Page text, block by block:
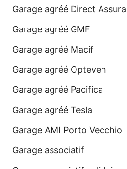
Garage agréé Direct
Garage agréé GMF
Garage agréé Macif
Garage agréé Opteven
Garage agréé Pacifica
Garage agréé Tesla
Garage AMI Porto Vecchio
Garage associatif